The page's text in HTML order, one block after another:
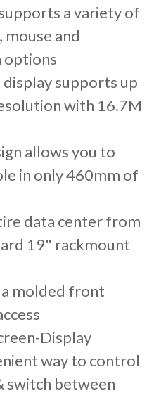
a variety of
and
options
supports up
with 16.7M
allows you to
in only 460mm of
data center from
19" rackmount
molded front
Display
way to control
switch between